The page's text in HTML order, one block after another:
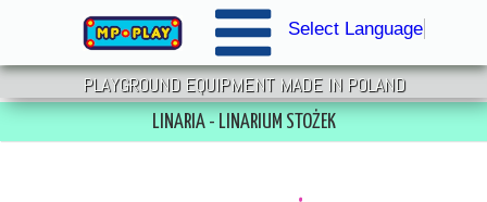
Select Language
PLAYGROUND EQUIPMENT MADE IN POLAND
LINARIA - LINARIUM STOŻEK